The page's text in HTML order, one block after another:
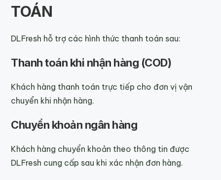
TOÁN
DLFresh hỗ trợ các hình thức thanh toán sau:
Thanh toán khi nhận hàng (COD)
Khách hàng thanh toán trực tiếp cho đơn vị vận
chuyển khi nhận hàng.
Chuyển khoản ngân hàng
Khách hàng chuyển khoản theo thông tin được
DLFresh cung cấp sau khi xác nhận đơn hàng.